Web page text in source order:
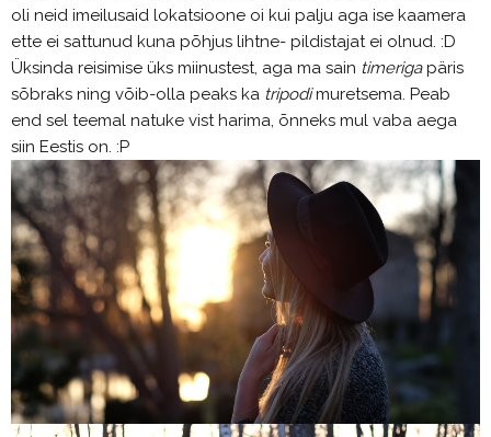
oli neid imeilusaid lokatsioone oi kui palju aga ise kaamera
ette ei sattunud kuna põhjus lihtne- pildistajat ei olnud. :D
Üksinda reisimise üks miinustest, aga ma sain timerigapäris
sõbraks ning võib-olla peaks ka tripodimuretsema. Peab
end sel teemal natuke vist harima, õnneks mul vaba aega
siin Eestis on. :P